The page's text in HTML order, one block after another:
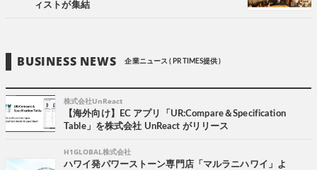
ィストが集結
BUSINESS NEWS 企業ニュース ( PR TIMES提供 )
株式会社UnReact
【海外向け】EC アプリ「UR:Compare＆Specification
Table」を株式会社 UnReact がリリース
H1GLOBAL株式会社
ハワイ発パワーストーン専門店「マルラニハワイ」よ